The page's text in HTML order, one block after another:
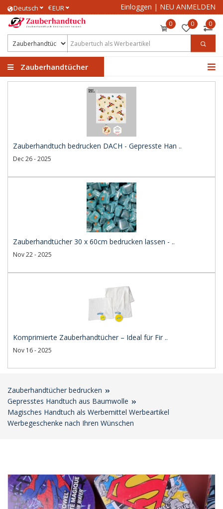
Deutsch €EUR Einloggen | NEU ANMELDEN
0 0 0
Zauberhandtücher
Zauberhandtuch bedrucken DACH - Gepresste Han ..
Dec 26 - 2025
Zauberhandtücher 30 x 60cm bedrucken lassen - ..
Nov 22 - 2025
Komprimierte Zauberhandtücher – Ideal für Fir ..
Nov 16 - 2025
Zauberhandtücher bedrucken
Gepresstes Handtuch aus Baumwolle
Magisches Handtuch als Werbemittel Werbeartikel
Werbegeschenke nach Ihren Wünschen